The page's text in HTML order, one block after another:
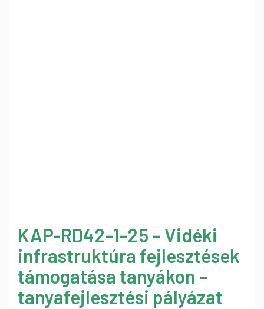
KAP-RD42-1-25 – Vidéki
infrastruktúra fejlesztések
támogatása tanyákon –
tanyafejlesztési pályázat